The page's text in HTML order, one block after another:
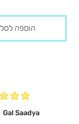
הוספה לסל
Gal Saadya